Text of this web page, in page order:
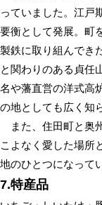
っていました。江戸
要衡として発展。町
製鉄に取り組んでき
と関わりのある貞任
名や藩直営の洋式高
の地としても広く知
また、住田町と奥
こよなく愛した場所
地のひとつになって
7.特産品